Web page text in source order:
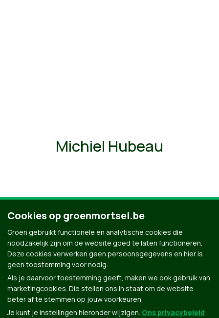
Michiel Hubeau
Ontdek al onze mensen
Cookies op groenmortsel.be
Groen gebruikt functionele en analytische cookies die
noodzakelijk zijn om de website goed te laten functioneren.
Deze cookies verwerken geen persoonsgegevens en hier is
geen toestemming voor nodig.
Als je daarvoor toestemming geeft, maken we ook gebruik van
marketingcookies. Die stellen ons in staat om de website
beter af te stemmen op jouw voorkeuren.
Je kunt je instellingen hieronder wijzigen. Ons privacybeleid